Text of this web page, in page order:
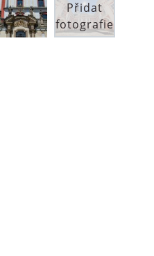
Přidat
fotografie